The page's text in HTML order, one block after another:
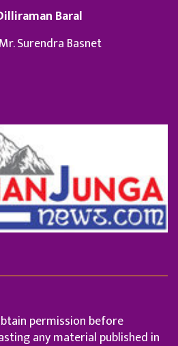
Baral
Surendra Basnet
permission before
any material published in